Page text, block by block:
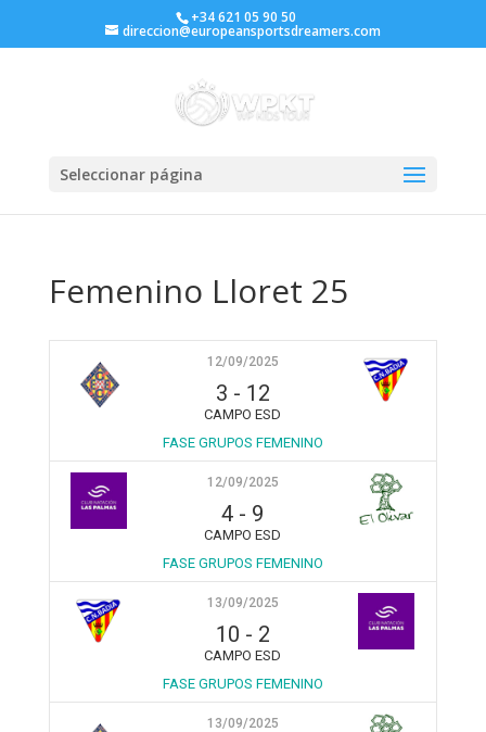
+34 621 05 90 50
direccion@europeansportsdreamers.com
Seleccionar página
Femenino Lloret 25
12/09/2025
3 - 12
CAMPO ESD
FASE GRUPOS FEMENINO
12/09/2025
4 - 9
CAMPO ESD
FASE GRUPOS FEMENINO
13/09/2025
10 - 2
CAMPO ESD
FASE GRUPOS FEMENINO
13/09/2025